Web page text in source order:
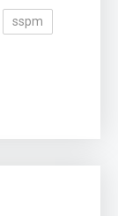
sspm